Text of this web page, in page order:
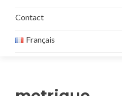
Contact
Français